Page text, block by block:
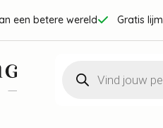
een betere wereld Gratis lijm
zoeken